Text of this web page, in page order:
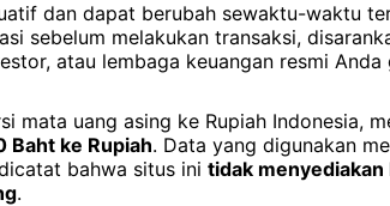
dan dapat berubah sewaktu-waktu
sebelum melakukan transaksi,
atau lembaga keuangan resmi Anda
mata uang asing ke Rupiah Indonesia,
Baht ke Rupiah. Data yang digunakan
bahwa situs ini tidak menyediakan
.